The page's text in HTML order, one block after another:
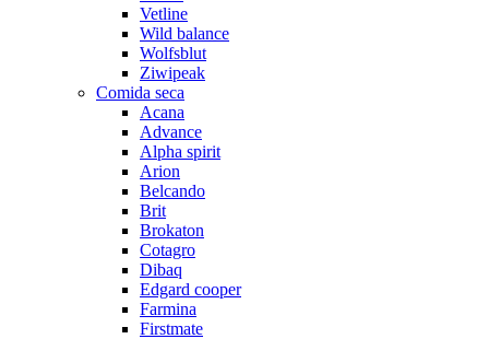
Vetline
Wild balance
Wolfsblut
Ziwipeak
Comida seca
Acana
Advance
Alpha spirit
Arion
Belcando
Brit
Brokaton
Cotagro
Dibaq
Edgard cooper
Farmina
Firstmate